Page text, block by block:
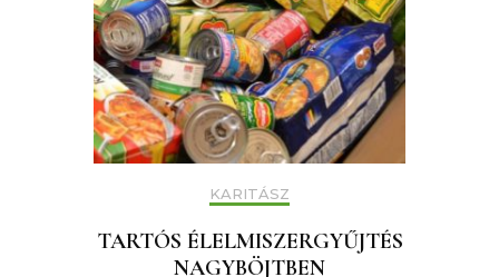
KARITÁSZ
TARTÓS ÉLELMISZERGYŰJTÉS
NAGYBÖJTBEN